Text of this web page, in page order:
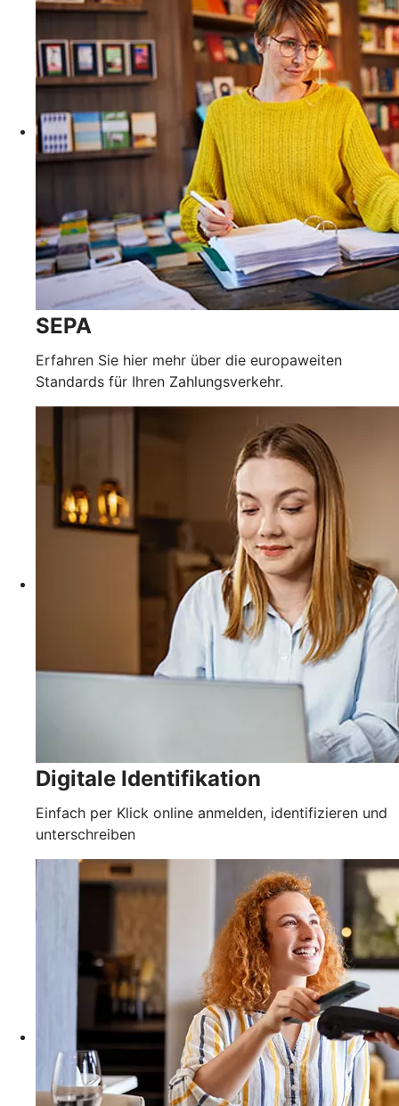
SEPA
Erfahren Sie hier mehr über die europaweiten
Standards für Ihren Zahlungsverkehr.
Digitale Identifikation
Einfach per Klick online anmelden, identifizieren und
unterschreiben